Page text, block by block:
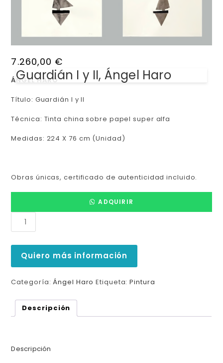
Guardián I y II, Ángel Haro
7.260,00 €
ÁNGEL HARO
Título: Guardián I y II
Técnica: Tinta china sobre papel super alfa
Medidas: 224 X 76 cm (Unidad)
Obras únicas, certificado de autenticidad incluido.
ADQUIRIR
Quiero más información
Categoría:Ángel Haro Etiqueta:Pintura
Descripción
Descripción